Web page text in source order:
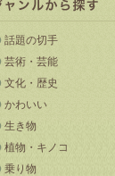
話題の切手
芸術・芸能
文化・歴史
かわいい
生き物
植物・キノコ
乗り物